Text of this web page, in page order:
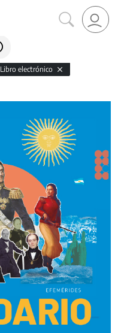
Libro electrónico